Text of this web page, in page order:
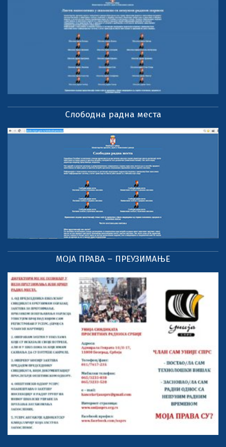
Слободна радна места
МОЈА ПРАВА – ПРЕУЗИМАЊЕ